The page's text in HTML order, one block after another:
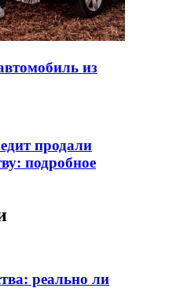
из
продали
подробное
реально ли